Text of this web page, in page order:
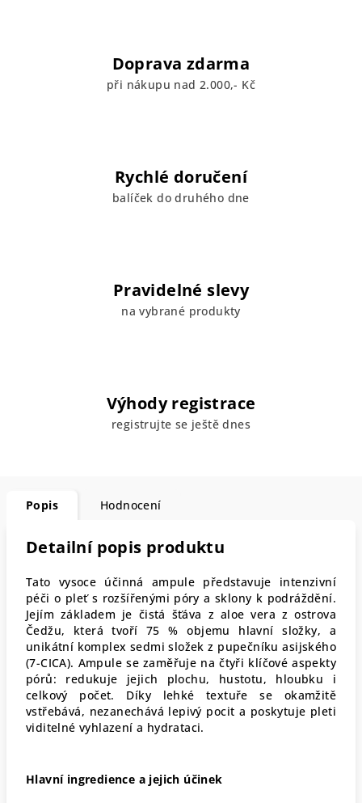
Doprava zdarma
při nákupu nad 2.000,- Kč
Rychlé doručení
balíček do druhého dne
Pravidelné slevy
na vybrané produkty
Výhody registrace
registrujte se ještě dnes
Popis Hodnocení
Detailní popis produktu
Tato vysoce účinná ampule představuje intenzivní
péči o pleť s rozšířenými póry a sklony k podráždění.
Jejím základem je čistá šťáva z aloe vera z ostrova
Čedžu, která tvoří 75 % objemu hlavní složky, a
unikátní komplex sedmi složek z pupečníku asijského
(7-CICA). Ampule se zaměřuje na čtyři klíčové aspekty
pórů: redukuje jejich plochu, hustotu, hloubku i
celkový počet. Díky lehké textuře se okamžitě
vstřebává, nezanechává lepivý pocit a poskytuje pleti
viditelné vyhlazení a hydrataci.
Hlavní ingredience a jejich účinek